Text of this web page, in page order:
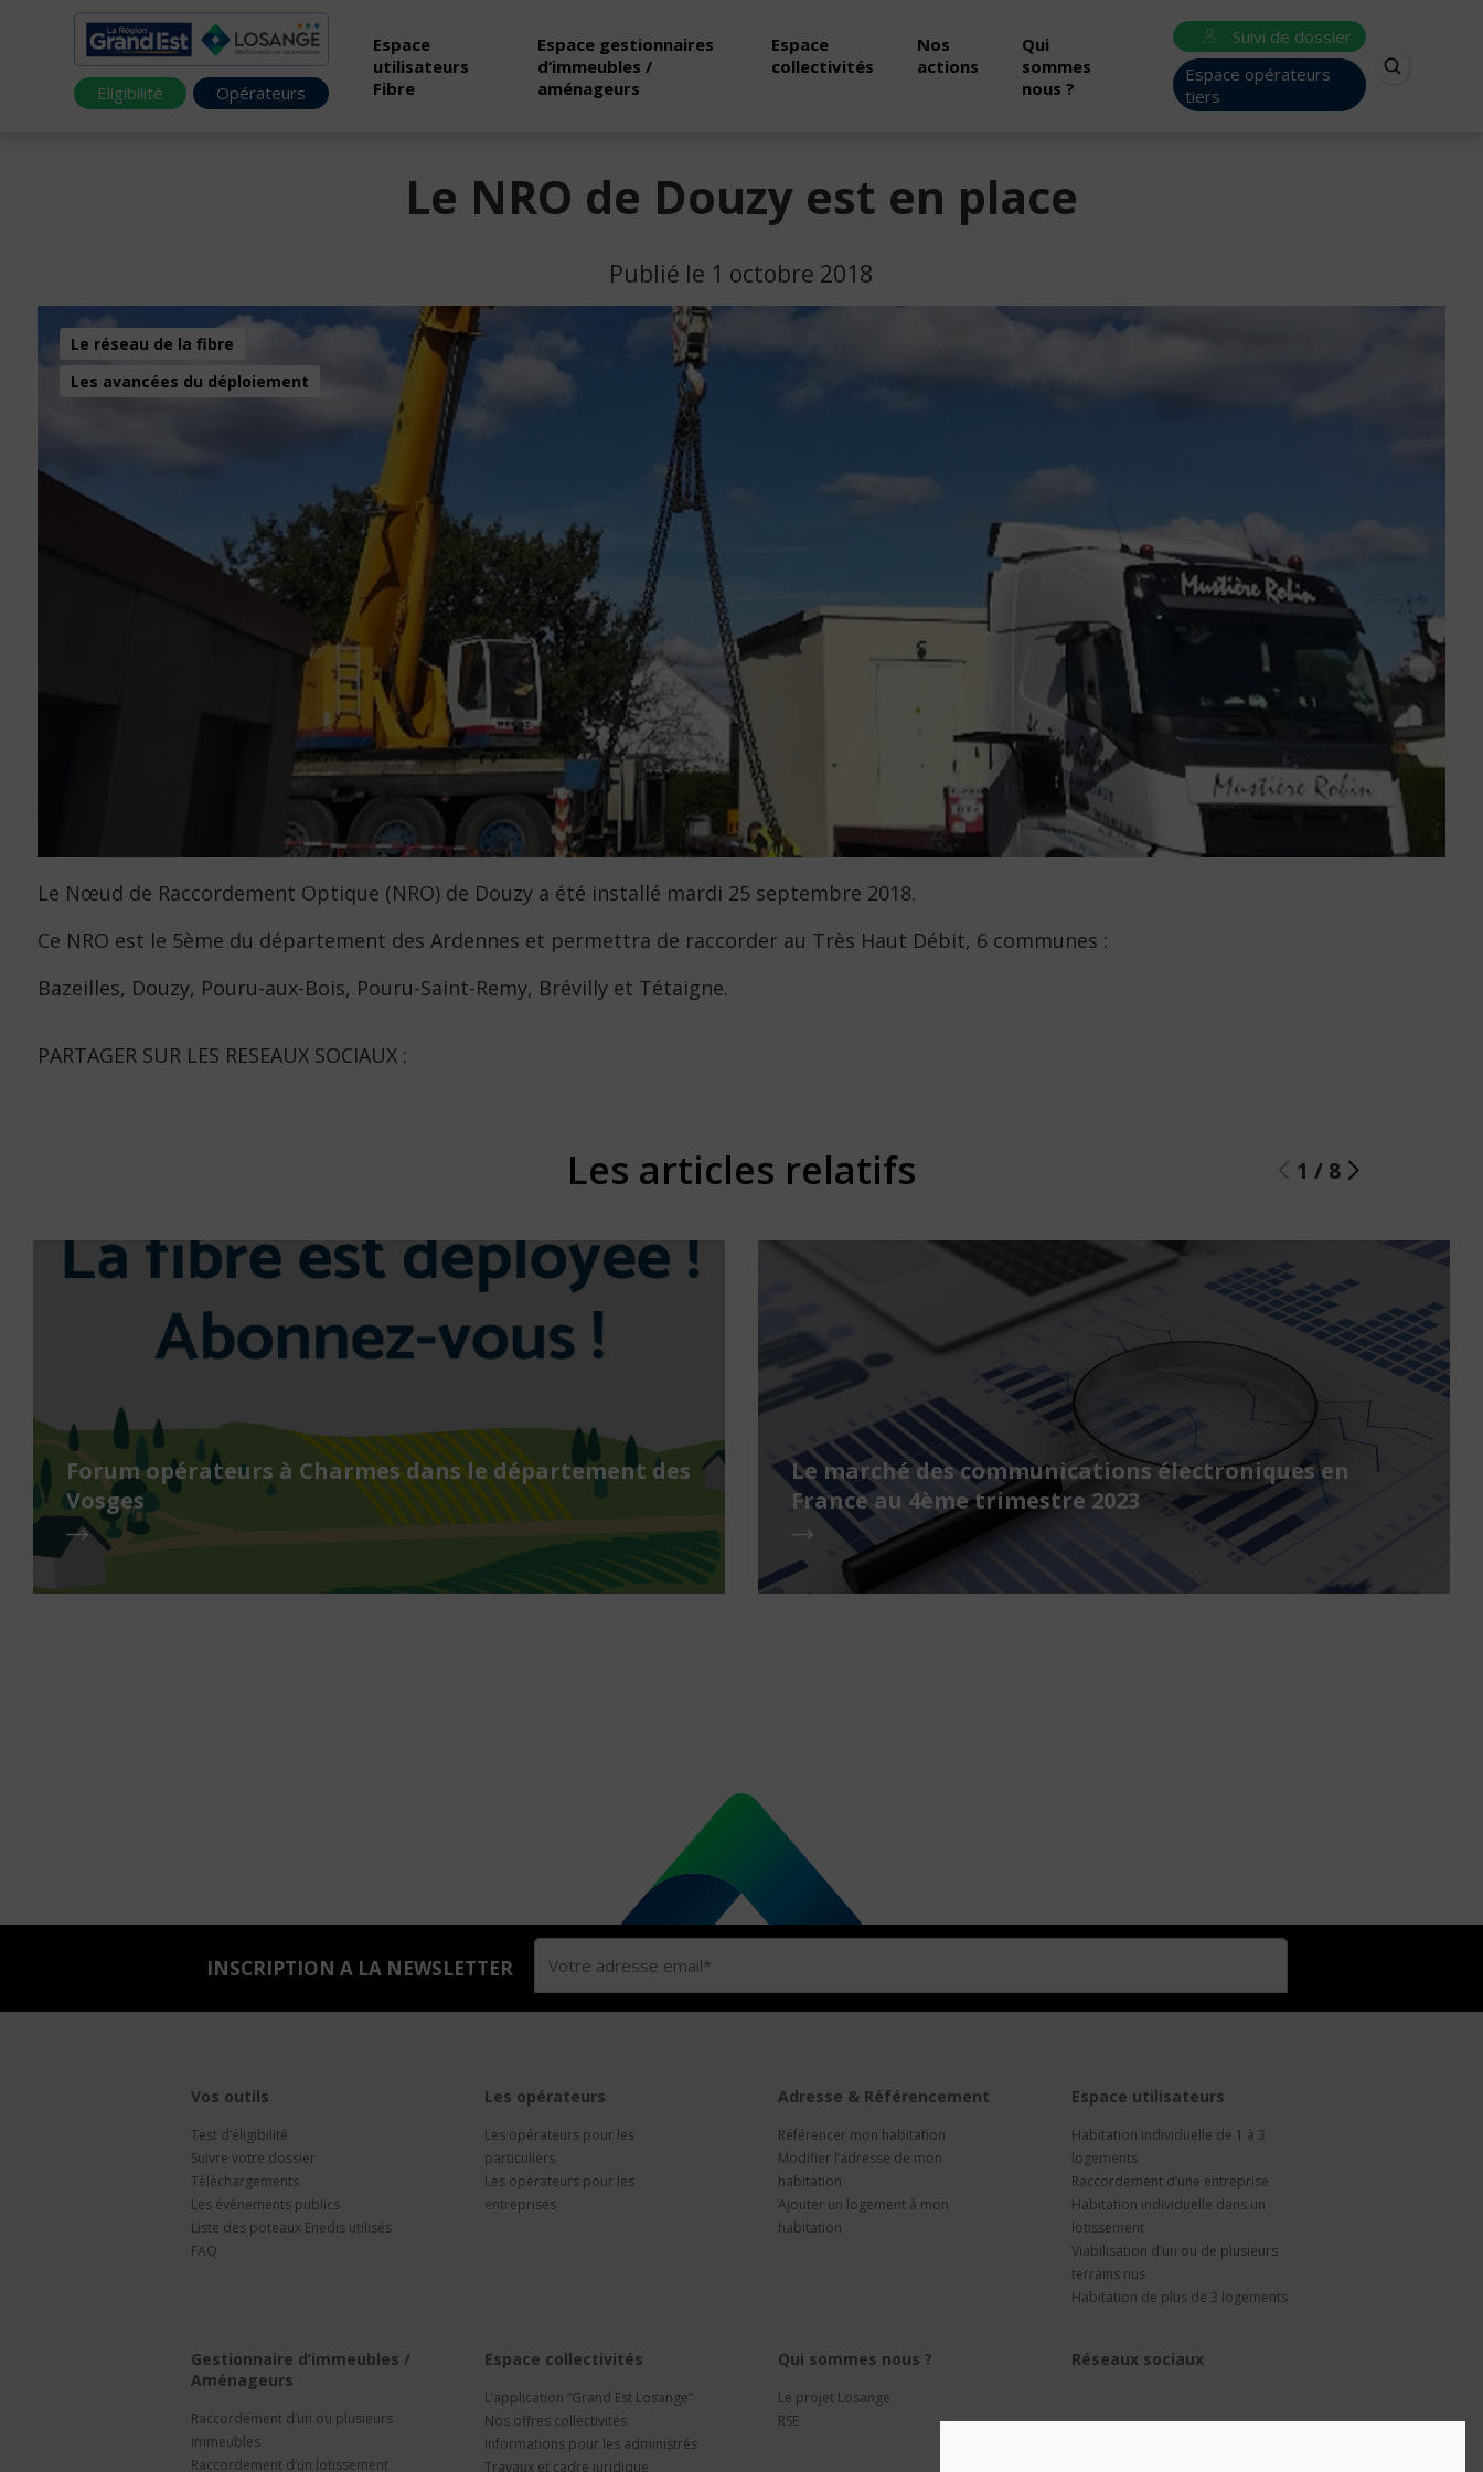
Eligibilité Opérateurs
Espace
utilisateurs
Fibre
Espace gestionnaires
d’immeubles /
aménageurs
Espace
collectivités
Nos
actions
Qui
sommes
nous ?
Suivi de dossier
Espace opérateurs
tiers
Le NRO de Douzy est en place
Publié le 1 octobre 2018
Le réseau de la fibre
Les avancées du déploiement
Le Nœud de Raccordement Optique (NRO) de Douzy a été installé mardi 25 septembre 2018.
Ce NRO est le 5ème du département des Ardennes et permettra de raccorder au Très Haut Débit, 6 communes :
Bazeilles, Douzy, Pouru-aux-Bois, Pouru-Saint-Remy, Brévilly et Tétaigne.
PARTAGER SUR LES RESEAUX SOCIAUX :
Les articles relatifs 1 / 8
Forum opérateurs à Charmes dans le département des
Vosges
Le marché des communications électroniques en
France au 4ème trimestre 2023
INSCRIPTION A LA NEWSLETTER
Vos outils
Test d’éligibilité
Suivre votre dossier
Téléchargements
Les évènements publics
Liste des poteaux Enedis utilisés
FAQ
Les opérateurs
Les opérateurs pour les
particuliers
Les opérateurs pour les
entreprises
Adresse & Référencement
Référencer mon habitation
Modifier l’adresse de mon
habitation
Ajouter un logement à mon
habitation
Espace utilisateurs
Habitation individuelle de 1 à 3
logements
Raccordement d’une entreprise
Habitation individuelle dans un
lotissement
Viabilisation d’un ou de plusieurs
terrains nus
Habitation de plus de 3 logements
Gestionnaire d’immeubles /
Aménageurs
Raccordement d’un ou plusieurs
immeubles
Raccordement d’un lotissement
Espace collectivités
L’application “Grand Est Losange”
Nos offres collectivités
Informations pour les administrés
Travaux et cadre juridique
Qui sommes nous ?
Le projet Losange
RSE
Réseaux sociaux